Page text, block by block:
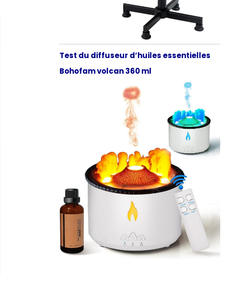
Test du diffuseur d’huiles essentielles
Bohofam volcan 360 ml